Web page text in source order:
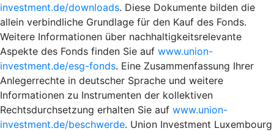
investment.de/downloads. Diese Dokumente bilden die
allein verbindliche Grundlage für den Kauf des Fonds.
Weitere Informationen über nachhaltigkeitsrelevante
Aspekte des Fonds finden Sie auf www.union-
investment.de/esg-fonds. Eine Zusammenfassung Ihrer
Anlegerrechte in deutscher Sprache und weitere
Informationen zu Instrumenten der kollektiven
Rechtsdurchsetzung erhalten Sie auf www.union-
investment.de/beschwerde. Union Investment Luxembourg